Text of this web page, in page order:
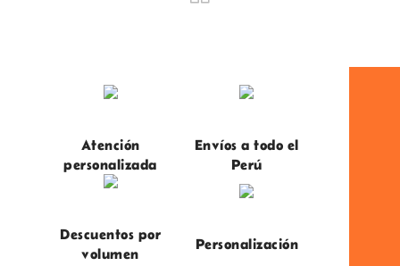
Atención
personalizada
Envíos a todo el
Perú
Descuentos por
volumen
Personalización